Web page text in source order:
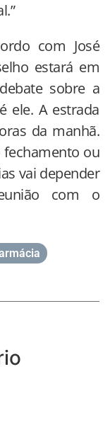
com José
estará em
sobre a
ele. A estrada
da manhã.
fechamento ou
vai depender
com o